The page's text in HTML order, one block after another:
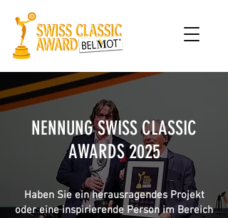
NENNUNG SWISS CLASSIC
AWARDS 2025
Haben Sie ein herausragendes Projekt
oder eine inspirierende Person im Bereich